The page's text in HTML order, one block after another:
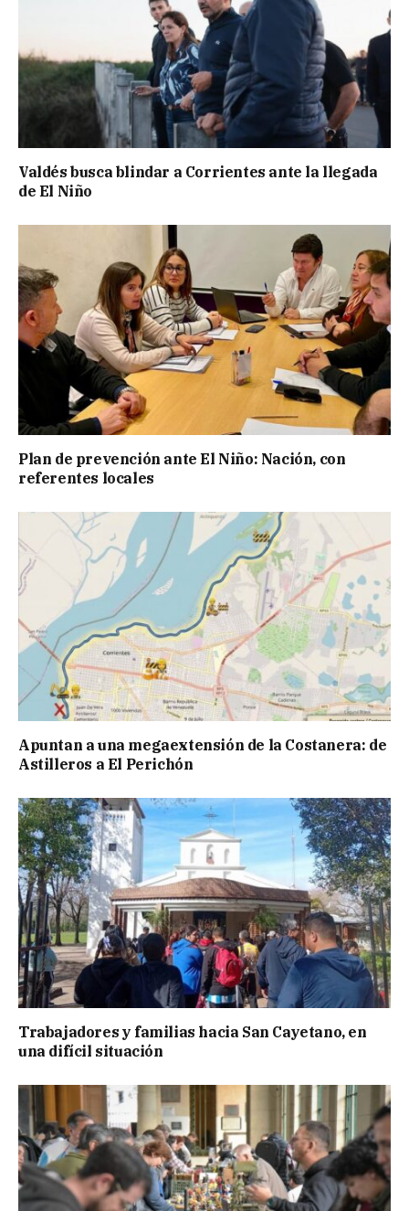
Valdés busca blindar a Corrientes ante la llegada
de El Niño
Plan de prevención ante El Niño: Nación, con
referentes locales
Apuntan a una megaextensión de la Costanera: de
Astilleros a El Perichón
Trabajadores y familias hacia San Cayetano, en
una difícil situación